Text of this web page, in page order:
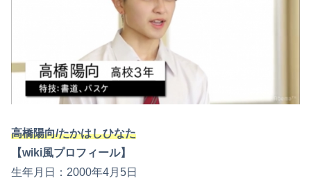
高橋陽向/たかはしひなた
【wiki風プロフィール】
生年月日：2000年4月5日